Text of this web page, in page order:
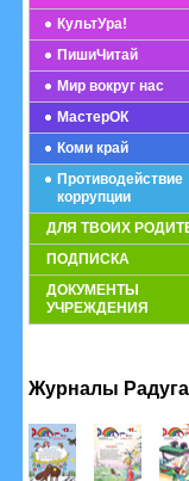
КультУра!
ПишиЧитай
Мир вокруг нас
МастерОК
Коми край
Противодействие
коррупции
ДЛЯ ТВОИХ
ПОДПИСКА
ДОКУМЕНТЫ
УЧРЕЖДЕНИЯ
Журналы Радуга